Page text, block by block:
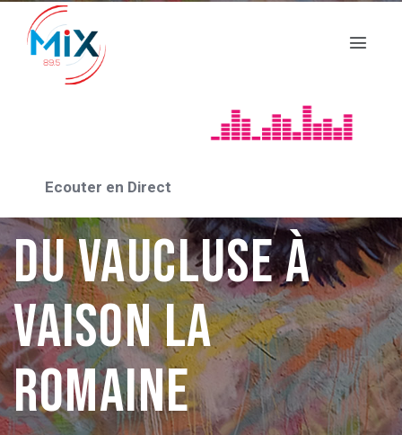
Ecouter en Direct
ACTUALITÉS 2023
La première fête
du Diamant noir
du vaucluse à
Vaison la
Romaine